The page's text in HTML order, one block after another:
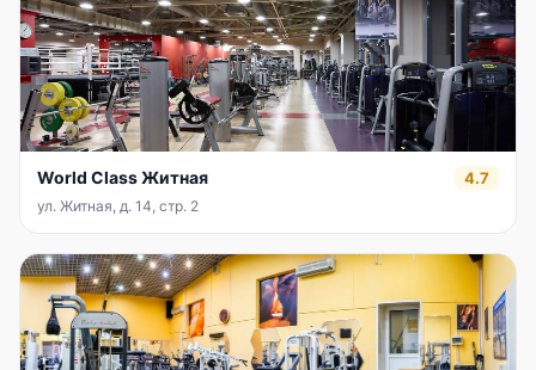
World Class Житная 4.7
ул. Житная, д. 14, стр. 2